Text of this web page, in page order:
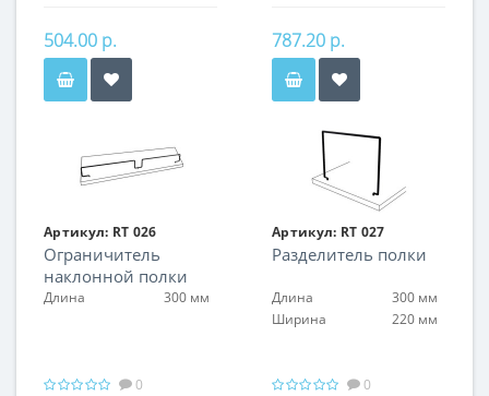
504.00 р. 787.20 р.
Артикул: RT 026
Ограничитель
наклонной полки
Длина 300 мм
0
Артикул: RT 027
Разделитель полки
Длина
300 мм
Ширина
220 мм
0